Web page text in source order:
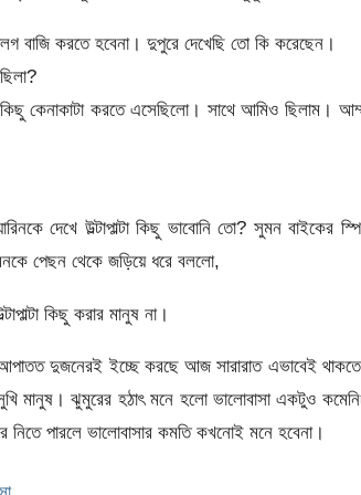
বাজি করতে হবেনা। দুপুরে দেখেছি তো কি করেছেন।
কিছু কেনাকাটা করতে এসেছিলো। সাথে আমিও ছিলাম।
দেখে উল্টাপাল্টা কিছু ভাবোনি তো? সুমন
পেছন থেকে জড়িয়ে ধরে বললো,
কিছু করার মানুষ না।
দুজনেরই ইচ্ছে করছে আজ সারারাত এভাবেই
মানুষ। ঝুমুরের হঠাৎ মনে হলো ভালোবাসা একটুও কমেনি৷
পারলে ভালোবাসার কমতি কখনোই মনে হবেনা।